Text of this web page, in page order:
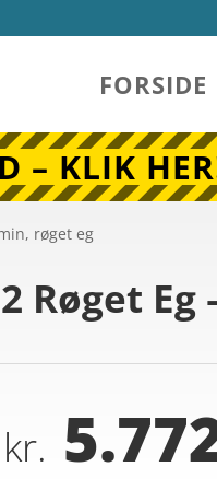
FORSIDE
– KLIK
røget eg
Røget
kr.